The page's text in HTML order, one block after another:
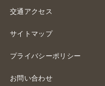
交通アクセス
サイトマップ
プライバシーポリシー
お問い合わせ